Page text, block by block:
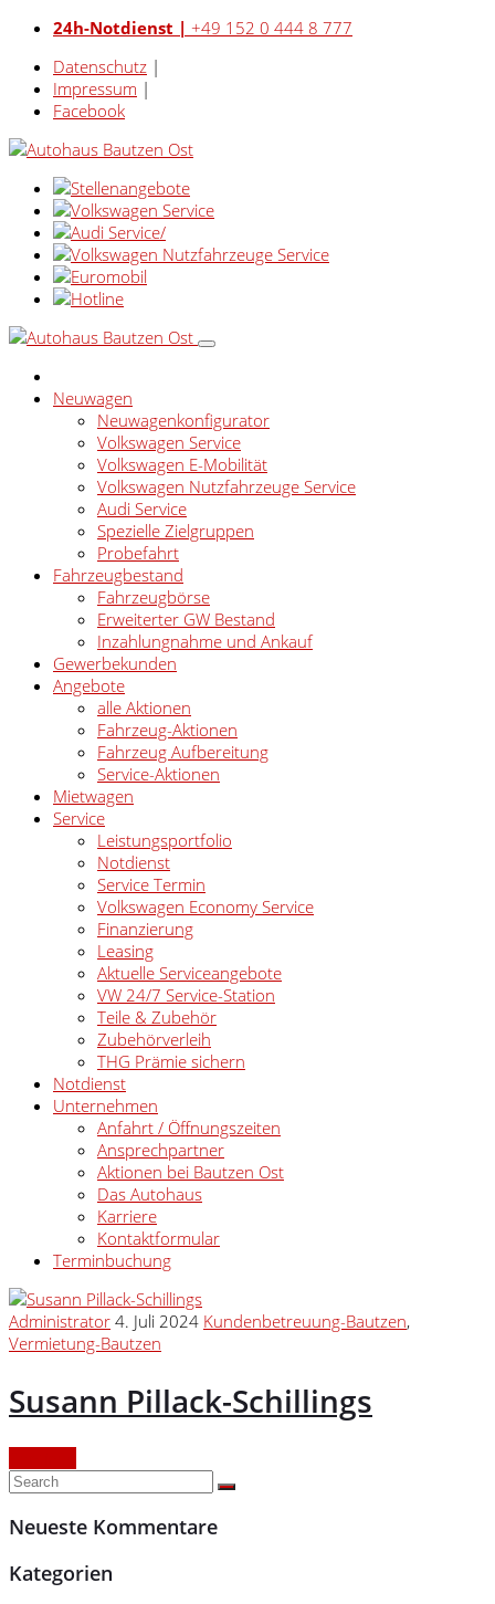
24h-Notdienst | +49 152 0 444 8 777
Datenschutz |
Impressum |
Facebook
Neuwagen
Neuwagenkonfigurator
Volkswagen Service
Volkswagen E-Mobilität
Volkswagen Nutzfahrzeuge Service
Audi Service
Spezielle Zielgruppen
Probefahrt
Fahrzeugbestand
Fahrzeugbörse
Erweiterter GW Bestand
Inzahlungnahme und Ankauf
Gewerbekunden
Angebote
alle Aktionen
Fahrzeug-Aktionen
Fahrzeug Aufbereitung
Service-Aktionen
Mietwagen
Service
Leistungsportfolio
Notdienst
Service Termin
Volkswagen Economy Service
Finanzierung
Leasing
Aktuelle Serviceangebote
VW 24/7 Service-Station
Teile & Zubehör
Zubehörverleih
THG Prämie sichern
Notdienst
Unternehmen
Anfahrt / Öffnungszeiten
Ansprechpartner
Aktionen bei Bautzen Ost
Das Autohaus
Karriere
Kontaktformular
Terminbuchung
Administrator 4. Juli 2024 Kundenbetreuung-Bautzen,
Vermietung-Bautzen
Susann Pillack-Schillings
Neueste Kommentare
Kategorien